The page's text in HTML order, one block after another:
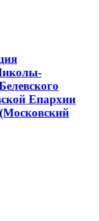
Епархии